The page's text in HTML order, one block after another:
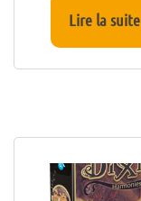
Lire la suite